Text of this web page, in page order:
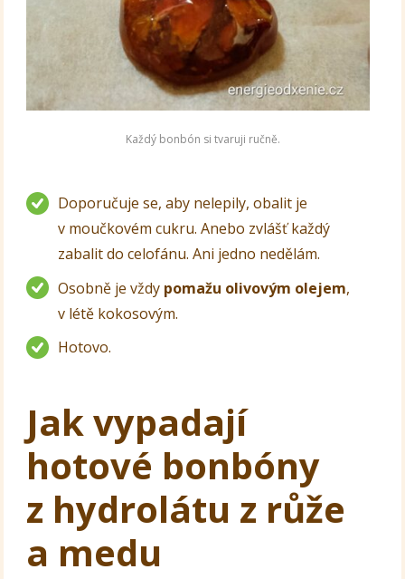
Každý bonbón si tvaruji ručně.
Doporučuje se, aby nelepily, obalit je
v moučkovém cukru. Anebo zvlášť každý
zabalit do celofánu. Ani jedno nedělám.
Osobně je vždy pomažu olivovým olejem,
v létě kokosovým.
Hotovo.
Jak vypadají
hotové bonbóny
z hydrolátu z růže
a medu